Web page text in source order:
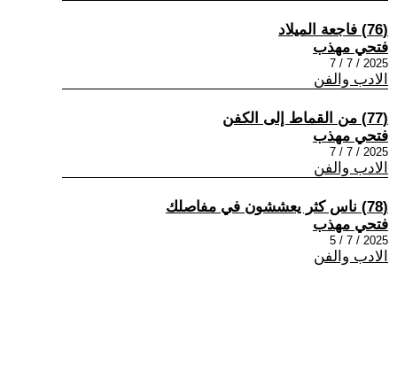
(76) فاجعة الميلاد
فتحي مهذب
2025 / 7 / 7
الادب والفن
(77) من القماط إلى الكفن
فتحي مهذب
2025 / 7 / 7
الادب والفن
(78) ناس كثر يعششون في مفاصلك
فتحي مهذب
2025 / 7 / 5
الادب والفن